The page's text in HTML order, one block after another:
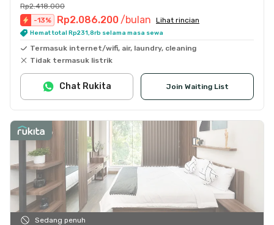
Rp2.418.000
-13% Rp2.086.200 /bulan Lihat rincian
Hemat total Rp231,8rb selama masa sewa
Termasuk internet/wifi, air, laundry, cleaning
Tidak termasuk listrik
Join Waiting List
Chat Rukita
Sedang penuh